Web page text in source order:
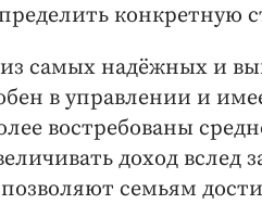
конкретную
самых надёжных и
в управлении и
востребованы
доход
семьям